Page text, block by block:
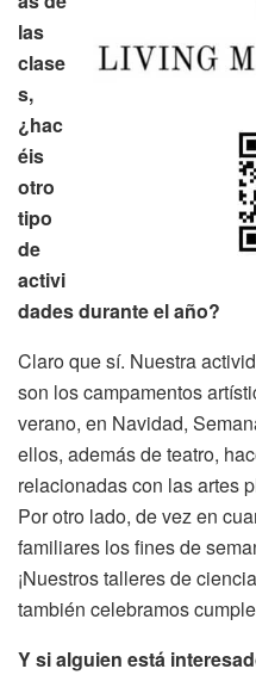
las
clase
s,
¿hac
éis
otro
tipo
de
activi
dades durante el año?
Claro que sí. Nuestra
son los campamentos
verano, en Navidad,
ellos, además de teatro,
relacionadas con las artes
Por otro lado, de vez en
familiares los fines de
¡Nuestros talleres de
también celebramos
Y si alguien está